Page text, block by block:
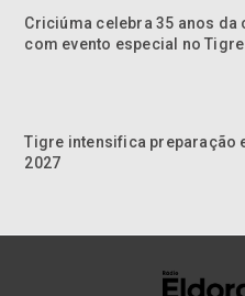
Criciúma celebra 35 anos da
com evento especial no
Tigre intensifica preparação
2027